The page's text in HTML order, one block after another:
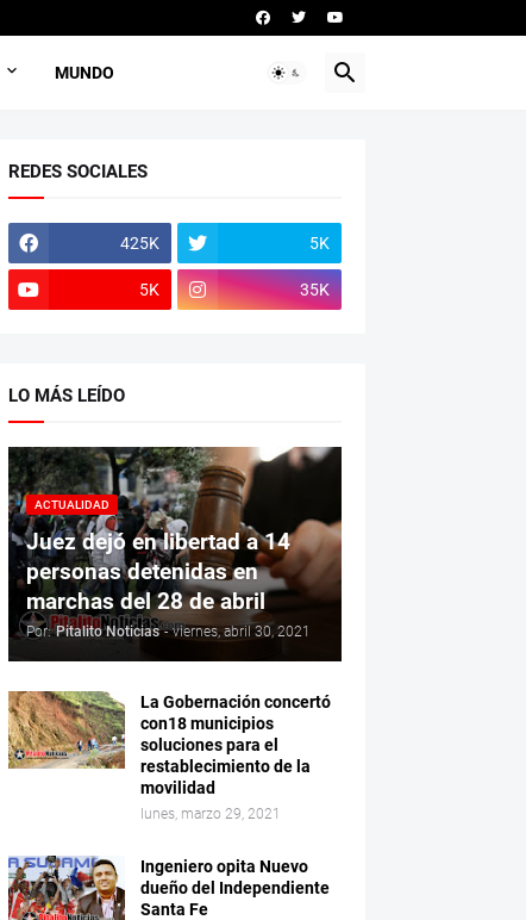
MUNDO
REDES SOCIALES
425K 5K
5K 35K
LO MÁS LEÍDO
ACTUALIDAD
Juez dejó en libertad a 14
personas detenidas en
marchas del 28 de abril
Por: Pitalito Noticias - viernes, abril 30, 2021
La Gobernación concertó
con18 municipios
soluciones para el
restablecimiento de la
movilidad
lunes, marzo 29, 2021
Ingeniero opita Nuevo
dueño del Independiente
Santa Fe